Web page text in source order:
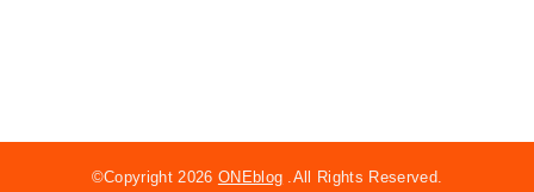
©Copyright 2026 ONEblog .All Rights Reserved.